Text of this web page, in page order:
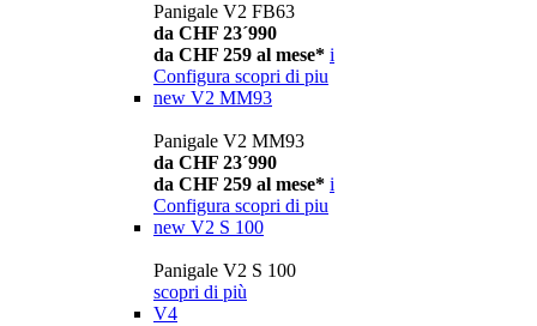
Panigale V2 FB63
da CHF 23´990
da CHF 259 al mese* i
Configura scopri di piu
new V2 MM93
Panigale V2 MM93
da CHF 23´990
da CHF 259 al mese* i
Configura scopri di piu
new V2 S 100
Panigale V2 S 100
scopri di più
V4